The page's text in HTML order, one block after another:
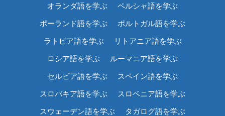
オランダ語を学ぶ ペルシャ語を学ぶ
ポーランド語を学ぶ ポルトガル語を学ぶ
ラトビア語を学ぶ リトアニア語を学ぶ
ロシア語を学ぶ ルーマニア語を学ぶ
セルビア語を学ぶ スペイン語を学ぶ
スロバキア語を学ぶ スロベニア語を学ぶ
スウェーデン語を学ぶ タガログ語を学ぶ